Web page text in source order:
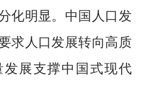
化明显。中国人口发
求人口发展转向高质
展支撑中国式现代